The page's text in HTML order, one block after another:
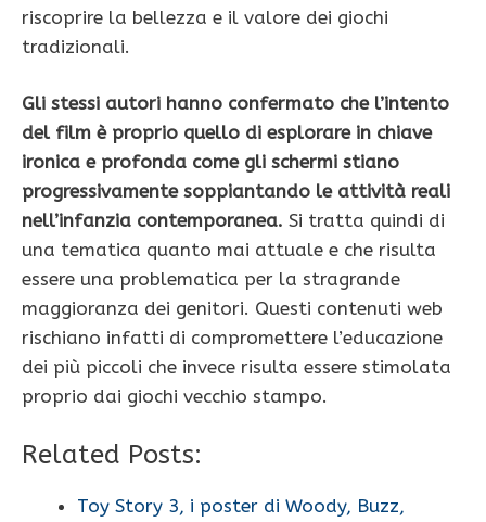
riscoprire la bellezza e il valore dei giochi
tradizionali.
Gli stessi autori hanno confermato che l’intento
del film è proprio quello di esplorare in chiave
ironica e profonda come gli schermi stiano
progressivamente soppiantando le attività reali
nell’infanzia contemporanea. Si tratta quindi di
una tematica quanto mai attuale e che risulta
essere una problematica per la stragrande
maggioranza dei genitori. Questi contenuti web
rischiano infatti di compromettere l’educazione
dei più piccoli che invece risulta essere stimolata
proprio dai giochi vecchio stampo.
Related Posts:
Toy Story 3, i poster di Woody, Buzz,